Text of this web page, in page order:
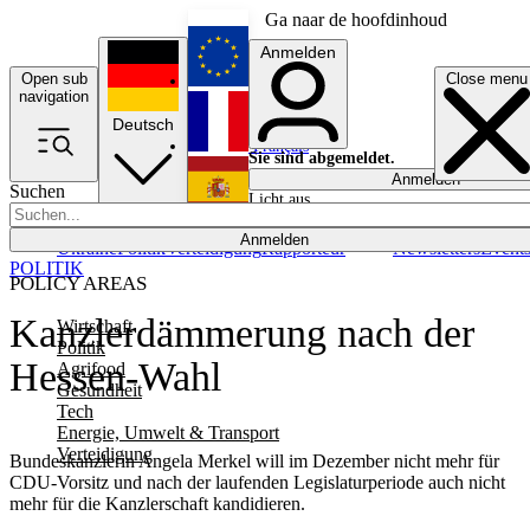
Ga naar de hoofdinhoud
Open sub
navigation
Close menu
Suchen
Anmelden
POLICY AREAS
Wirtschaft
Politik
Agrifood
Gesundheit
Tech
Energie, Umwelt & Transport
Verteidigung
UkrainePolitikVerteidigungRapporteur NewslettersEvents
Deutsch
English
Français
Anmelden
Sie sind abgemeldet.
Anmelden
Licht aus
Kanzlerdämmerung nach der
Hessen-Wahl
Bundeskanzlerin Angela Merkel will im Dezember nicht mehr für
CDU-Vorsitz und nach der laufenden Legislaturperiode auch nicht
mehr für die Kanzlerschaft kandidieren.
POLITIK